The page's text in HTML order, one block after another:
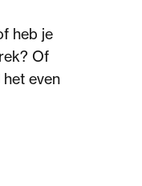
heb je
Of
even